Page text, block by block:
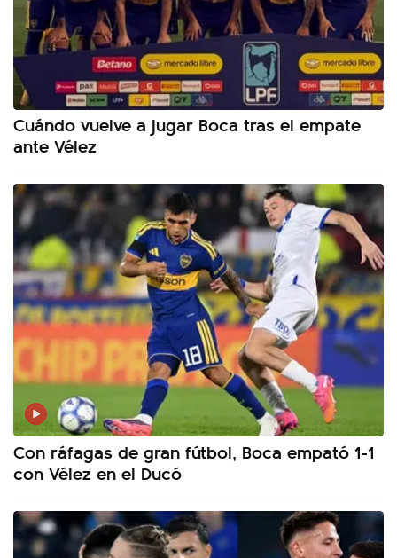
Cuándo vuelve a jugar Boca tras el empate
ante Vélez
Con ráfagas de gran fútbol, Boca empató 1-1
con Vélez en el Ducó